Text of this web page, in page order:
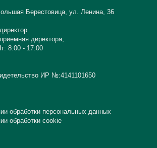
Берестовица, ул. Ленина, 36
директора;
8:00 - 17:00
ИР №:4141101650
обработки персональных данных
обработки cookie